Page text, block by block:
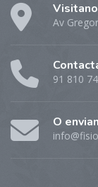
Av
91 810
O